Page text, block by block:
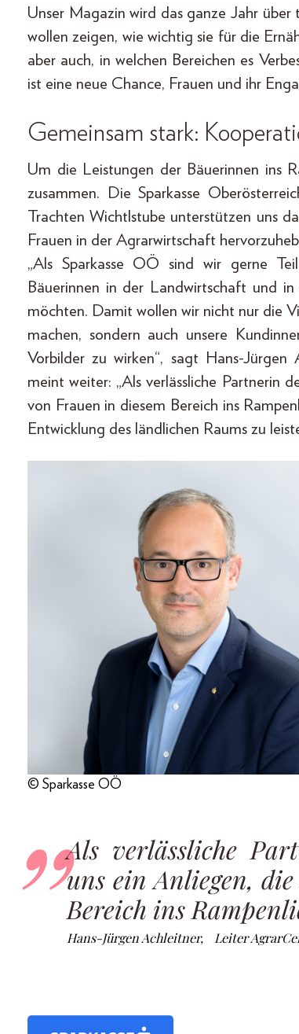
Unser Magazin wird das ganze Jahr
wollen zeigen, wie wichtig sie für die
aber auch, in welchen Bereichen es
ist eine neue Chance, Frauen und ihr
Gemeinsam stark:
Um die Leistungen der Bäuerinnen ins
zusammen. Die Sparkasse
Trachten Wichtlstube unterstützen uns
Frauen in der Agrarwirtschaft
„Als Sparkasse OÖ sind wir gerne
Bäuerinnen in der Landwirtschaft und
möchten. Damit wollen wir nicht nur die
machen, sondern auch unsere
Vorbilder zu wirken“, sagt Hans-
meint weiter: „Als verlässliche Partnerin
von Frauen in diesem Bereich ins
Entwicklung des ländlichen Raums zu
© Sparkasse OÖ
Als verlässliche
uns ein Anliegen,
Bereich ins
Hans-Jürgen Achleitner, Leiter